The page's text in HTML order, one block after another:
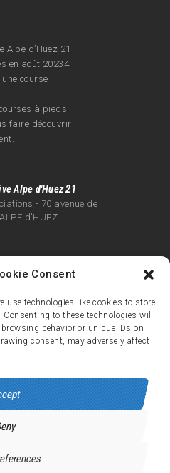
Consent
use technologies like cookies to store
to these technologies will
behavior or unique IDs on
consent, may adversely affect
Alpe d’Huez 21
en août 20234 :
course
à pieds,
faire découvrir
Alpe d'Huez 21
- 70 avenue de
d'HUEZ